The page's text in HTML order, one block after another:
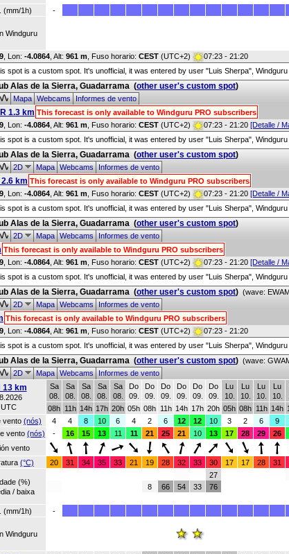
(mm/1h) -
Windguru
, Lon: -4.0864 Alt: 961 m , Fuso horario: CEST (UTC+2) 07:23 - 21:20
spot is a custom spot. It's unofficial, it was entered by user "Luis Sherpa",
Alas de la Sierra, Guadarrama (other user's custom spot)
MapaWebcamsInformes de vento
1.3 km This forecast is only available to Windguru PRO subscribers
, Lon: -4.0864 Alt: 961 m , Fuso horario: CEST (UTC+2) 07:23 - 21:20 [Detalle /
spot is a custom spot. It's unofficial, it was entered by user "Luis Sherpa",
Alas de la Sierra, Guadarrama (other user's custom spot)
2D MapaWebcamsInformes de vento
km This forecast is only available to Windguru PRO subscribers
, Lon: -4.0864 Alt: 961 m , Fuso horario: CEST (UTC+2) 07:23 - 21:20 [Detalle /
spot is a custom spot. It's unofficial, it was entered by user "Luis Sherpa",
Alas de la Sierra, Guadarrama (other user's custom spot)
2D MapaWebcamsInformes de vento
This forecast is only available to Windguru PRO subscribers
, Lon: -4.0864 Alt: 961 m , Fuso horario: CEST (UTC+2) 07:23 - 21:20 [Detalle /
spot is a custom spot. It's unofficial, it was entered by user "Luis Sherpa",
Alas de la Sierra, Guadarrama (other user's custom spot) (wave:
2D MapaWebcamsInformes de vento
This forecast is only available to Windguru PRO subscribers
, Lon: -4.0864 Alt: 961 m , Fuso horario: CEST (UTC+2) 07:23 - 21:20
spot is a custom spot. It's unofficial, it was entered by user "Luis Sherpa",
Alas de la Sierra, Guadarrama (other user's custom spot) (wave:
2D MapaWebcamsInformes de vento
13 km
Sa
08.
Sa
08.
Sa
08.
Sa
08.
Sa
08.
Do
09.
Do
09.
Do
09.
Do
09.
Do
09.
Do
09.
Lu
10.
Lu
10.
Lu
10.
Lu
10.
08h 11h 14h 17h 20h 05h 08h 11h 14h 17h 20h 05h 08h 11h 14h
vento (nós) 4 4 8 10 6 4 2 6 12 12 10 3 2 6 9
vento (nós) - 16 15 13 11 11 21 25 21 10 13 17 28 29 26
vento
(°C) 20 31 34 35 33 21 19 28 32 33 30 17 17 28 31
(%)
/ baixa
8 66 54 33
27
76
(mm/1h) -
Windguru